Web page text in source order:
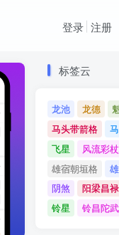
登录 注册
标签云
龙池 龙德
马头带箭格
飞星
风流彩
雄宿朝垣格
阴煞
阳梁昌
铃星
铃昌陀
标签云
龙池 龙德
马头带箭格
飞星
风流彩
雄宿朝垣格
阴煞
阳梁昌
铃星
铃昌陀